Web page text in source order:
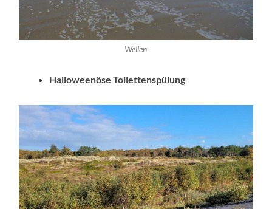
Wellen
Halloweenöse Toilettenspülung